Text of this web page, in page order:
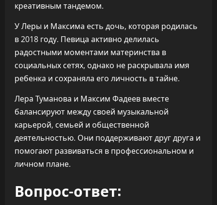
креативным тандемом.
У Леры и Максима есть дочь, которая родилась
в 2018 году. Певица активно делилась
радостными моментами материнства в
социальных сетях, однако не раскрывала имя
ребенка и сохраняла его личность в тайне.
Лера Туманова и Максим Фадеев вместе
балансируют между своей музыкальной
карьерой, семьей и общественной
деятельностью. Они поддерживают друг друга и
помогают развиваться в профессиональном и
личном плане.
Вопрос-ответ: